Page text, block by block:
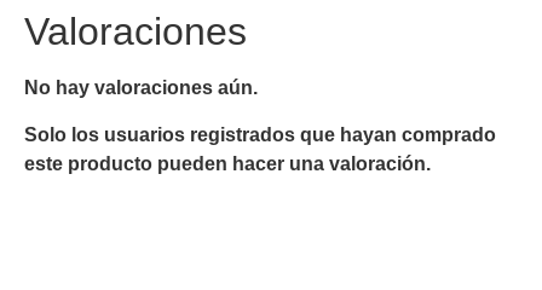
Valoraciones
No hay valoraciones aún.
Solo los usuarios registrados que hayan comprado
este producto pueden hacer una valoración.